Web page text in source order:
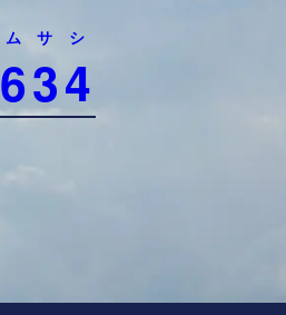
634
ムサシ